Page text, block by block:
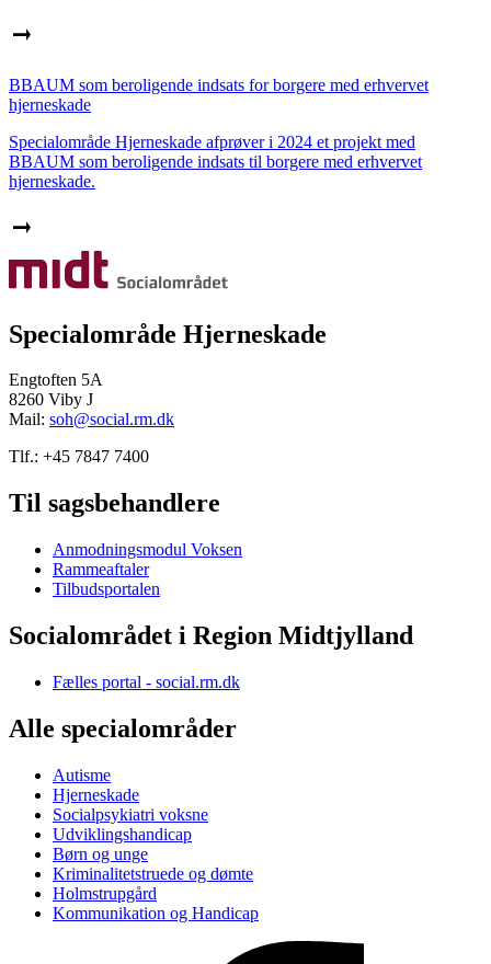
BBAUM som beroligende indsats for borgere med erhvervet
hjerneskade
Specialområde Hjerneskade afprøver i 2024 et projekt med
BBAUM som beroligende indsats til borgere med erhvervet
hjerneskade.
Specialområde Hjerneskade
Engtoften 5A
8260 Viby J
Mail: soh@social.rm.dk
Tlf.: +45 7847 7400
Til sagsbehandlere
Anmodningsmodul Voksen
Rammeaftaler
Tilbudsportalen
Socialområdet i Region Midtjylland
Fælles portal - social.rm.dk
Alle specialområder
Autisme
Hjerneskade
Socialpsykiatri voksne
Udviklingshandicap
Børn og unge
Kriminalitetstruede og dømte
Holmstrupgård
Kommunikation og Handicap